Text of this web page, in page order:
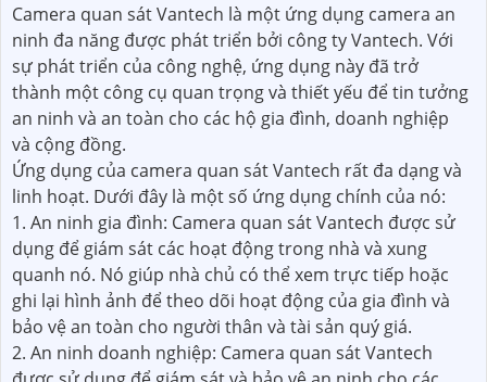
Camera quan sát Vantech là một ứng dụng camera an
ninh đa năng được phát triển bởi công ty Vantech. Với
sự phát triển của công nghệ, ứng dụng này đã trở
thành một công cụ quan trọng và thiết yếu để tin tưởng
an ninh và an toàn cho các hộ gia đình, doanh nghiệp
và cộng đồng.
Ứng dụng của camera quan sát Vantech rất đa dạng và
linh hoạt. Dưới đây là một số ứng dụng chính của nó:
1. An ninh gia đình: Camera quan sát Vantech được sử
dụng để giám sát các hoạt động trong nhà và xung
quanh nó. Nó giúp nhà chủ có thể xem trực tiếp hoặc
ghi lại hình ảnh để theo dõi hoạt động của gia đình và
bảo vệ an toàn cho người thân và tài sản quý giá.
2. An ninh doanh nghiệp: Camera quan sát Vantech